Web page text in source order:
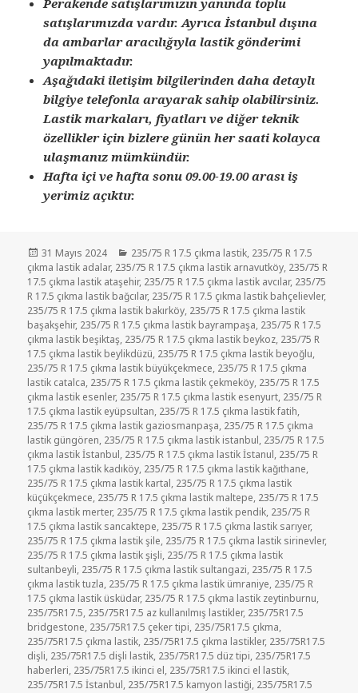
satışlarımızda vardır. Ayrıca İstanbul dışına
da ambarlar aracılığıyla lastik gönderimi
yapılmaktadır.
Aşağıdaki iletişim bilgilerinden daha detaylı
bilgiye telefonla arayarak sahip olabilirsiniz.
Lastik markaları, fiyatları ve diğer teknik
özellikler için bizlere günün her saati kolayca
ulaşmanız mümkündür.
Hafta içi ve hafta sonu 09.00-19.00 arası iş
yerimiz açıktır.
Yayın
tarihi
31 Mayıs 2024 Kategoriler
235/75 R 17.5 çıkma lastik, 235/75 R 17.5
çıkma lastik adalar, 235/75 R 17.5 çıkma lastik arnavutköy, 235/75 R
17.5 çıkma lastik ataşehir, 235/75 R 17.5 çıkma lastik avcılar, 235/75
R 17.5 çıkma lastik bağcılar, 235/75 R 17.5 çıkma lastik bahçelievler,
235/75 R 17.5 çıkma lastik bakırköy, 235/75 R 17.5 çıkma lastik
başakşehir, 235/75 R 17.5 çıkma lastik bayrampaşa, 235/75 R 17.5
çıkma lastik beşiktaş, 235/75 R 17.5 çıkma lastik beykoz, 235/75 R
17.5 çıkma lastik beylikdüzü, 235/75 R 17.5 çıkma lastik beyoğlu,
235/75 R 17.5 çıkma lastik büyükçekmece, 235/75 R 17.5 çıkma
lastik catalca, 235/75 R 17.5 çıkma lastik çekmeköy, 235/75 R 17.5
çıkma lastik esenler, 235/75 R 17.5 çıkma lastik esenyurt, 235/75 R
17.5 çıkma lastik eyüpsultan, 235/75 R 17.5 çıkma lastik fatih,
235/75 R 17.5 çıkma lastik gaziosmanpaşa, 235/75 R 17.5 çıkma
lastik güngören, 235/75 R 17.5 çıkma lastik istanbul, 235/75 R 17.5
çıkma lastik İstanbul, 235/75 R 17.5 çıkma lastik İstanul, 235/75 R
17.5 çıkma lastik kadıköy, 235/75 R 17.5 çıkma lastik kağıthane,
235/75 R 17.5 çıkma lastik kartal, 235/75 R 17.5 çıkma lastik
küçükçekmece, 235/75 R 17.5 çıkma lastik maltepe, 235/75 R 17.5
çıkma lastik merter, 235/75 R 17.5 çıkma lastik pendik, 235/75 R
17.5 çıkma lastik sancaktepe, 235/75 R 17.5 çıkma lastik sarıyer,
235/75 R 17.5 çıkma lastik şile, 235/75 R 17.5 çıkma lastik sirinevler,
235/75 R 17.5 çıkma lastik şişli, 235/75 R 17.5 çıkma lastik
sultanbeyli, 235/75 R 17.5 çıkma lastik sultangazi, 235/75 R 17.5
çıkma lastik tuzla, 235/75 R 17.5 çıkma lastik ümraniye, 235/75 R
17.5 çıkma lastik üsküdar, 235/75 R 17.5 çıkma lastik zeytinburnu,
235/75R17.5, 235/75R17.5 az kullanılmış lastikler, 235/75R17.5
bridgestone, 235/75R17.5 çeker tipi, 235/75R17.5 çıkma,
235/75R17.5 çıkma lastik, 235/75R17.5 çıkma lastikler, 235/75R17.5
dişli, 235/75R17.5 dişli lastik, 235/75R17.5 düz tipi, 235/75R17.5
haberleri, 235/75R17.5 ikinci el, 235/75R17.5 ikinci el lastik,
235/75R17.5 İstanbul, 235/75R17.5 kamyon lastiği, 235/75R17.5